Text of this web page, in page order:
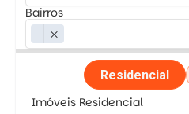
Bairros
close
Residencial
Imóveis Residencial